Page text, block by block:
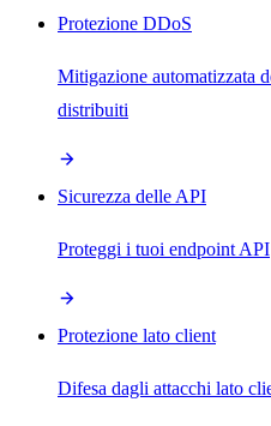
Protezione DDoS
Mitigazione automatizzata
distribuiti
Sicurezza delle API
Proteggi i tuoi endpoint API
Protezione lato client
Difesa dagli attacchi lato